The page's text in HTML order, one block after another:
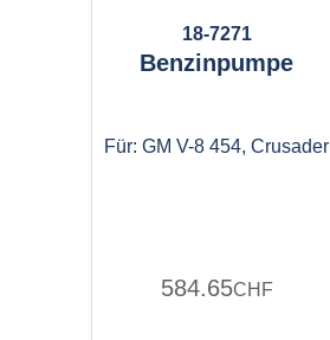
18-7271
Benzinpumpe
Für: GM V-8 454, Crusader
584.65CHF